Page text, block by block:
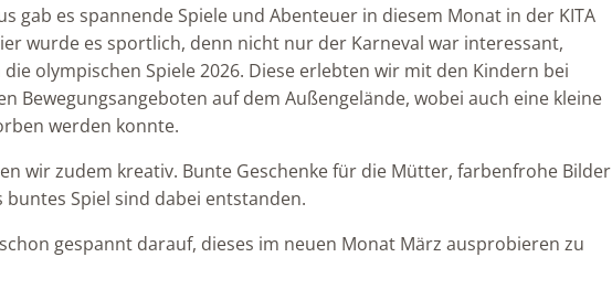
gab es spannende Spiele und Abenteuer in diesem Monat in der KITA
wurde es sportlich, denn nicht nur der Karneval war interessant,
olympischen Spiele 2026. Diese erlebten wir mit den Kindern bei
Bewegungsangeboten auf dem Außengelände, wobei auch eine kleine
werden konnte.
wir zudem kreativ. Bunte Geschenke für die Mütter, farbenfrohe Bilder
buntes Spiel sind dabei entstanden.
gespannt darauf, dieses im neuen Monat März ausprobieren zu